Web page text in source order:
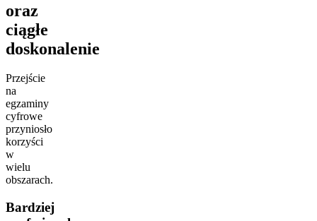
oraz
ciągłe
doskonalenie
Przejście
na
egzaminy
cyfrowe
przyniosło
korzyści
w
wielu
obszarach.
Bardziej